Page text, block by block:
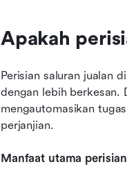
Apakah
Perisian saluran jualan
dengan lebih berkesan.
mengautomasikan
perjanjian.
Manfaat utama